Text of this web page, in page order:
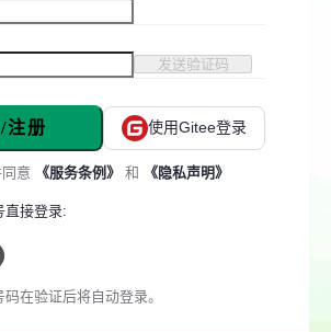
发送验证码
注册 使用Gitee登录
意 《服务条例》 和 《隐私声明》
直接登录:
在验证后将自动登录。